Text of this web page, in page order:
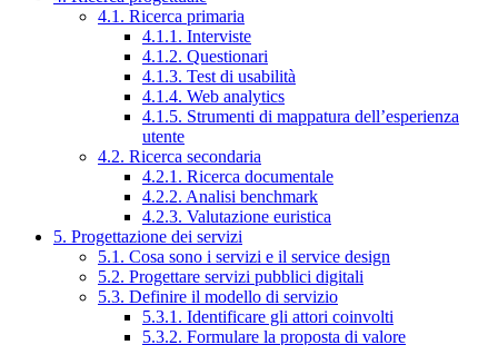
4.1. Ricerca primaria
4.1.1. Interviste
4.1.2. Questionari
4.1.3. Test di usabilità
4.1.4. Web analytics
4.1.5. Strumenti di mappatura dell’esperienza
utente
4.2. Ricerca secondaria
4.2.1. Ricerca documentale
4.2.2. Analisi benchmark
4.2.3. Valutazione euristica
5. Progettazione dei servizi
5.1. Cosa sono i servizi e il service design
5.2. Progettare servizi pubblici digitali
5.3. Definire il modello di servizio
5.3.1. Identificare gli attori coinvolti
5.3.2. Formulare la proposta di valore